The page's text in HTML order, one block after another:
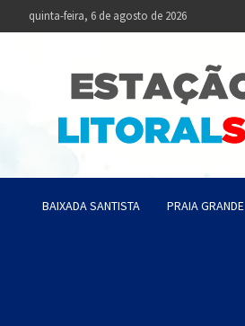
to
quinta-feira, 6 de agosto de 2026
BAIXADA SANTISTA PRAIA GRANDE